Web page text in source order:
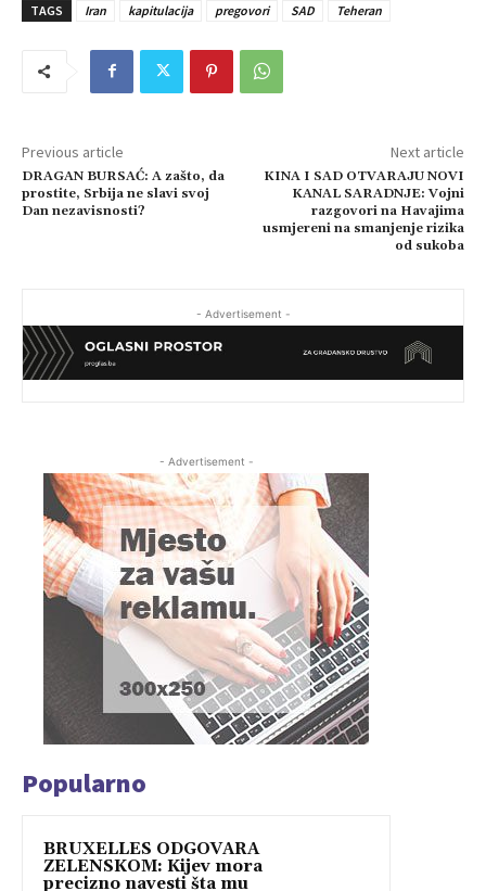
TAGS Iran kapitulacija pregovori SAD Teheran
Previous article
DRAGAN BURSAĆ: A zašto, da
prostite, Srbija ne slavi svoj
Dan nezavisnosti?
Next article
KINA I SAD OTVARAJU NOVI
KANAL SARADNJE: Vojni
razgovori na Havajima
usmjereni na smanjenje rizika
od sukoba
- Advertisement -
- Advertisement -
Popularno
BRUXELLES ODGOVARA
ZELENSKOM: Kijev mora
precizno navesti šta mu